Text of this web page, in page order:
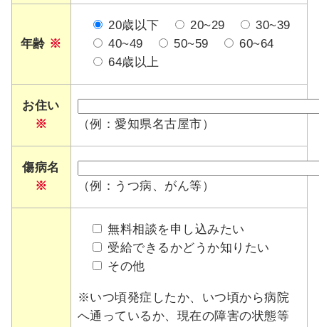
年齢 ※
20歳以下 20~29
30~39
40~49
50~59
60~64
64歳以上
お住い
※
（例：愛知県名古屋市）
傷病名
※
（例：うつ病、がん等）
無料相談を申し込みたい
受給できるかどうか知りたい
その他
※いつ頃発症したか、いつ頃から病院
へ通っているか、現在の障害の状態等